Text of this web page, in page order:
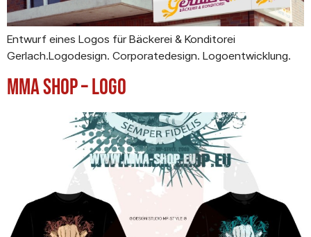
Entwurf eines Logos für Bäckerei & Konditorei
Gerlach.Logodesign. Corporatedesign. Logoentwicklung.
MMA Shop – Logo